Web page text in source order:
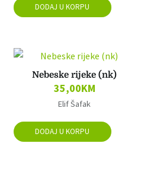
DODAJ U KORPU
Nebeske rijeke (nk)
35,00KM
Elif Šafak
DODAJ U KORPU